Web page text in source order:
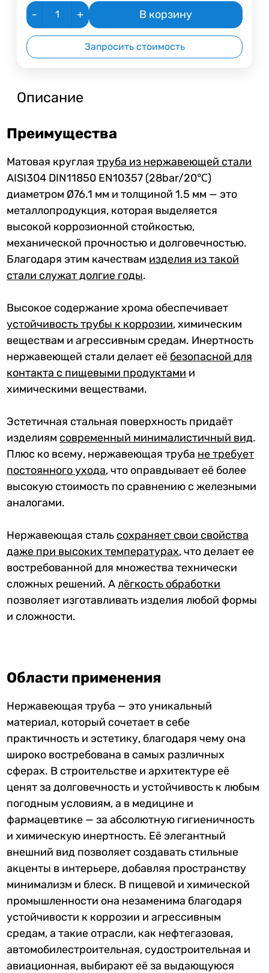
- + В корзину
Запросить стоимость
Описание
Преимущества
Матовая круглаятруба из нержавеющей стали
AISI304 DIN11850 EN10357 (28bar/20℃)
диаметром Ø76.1 мм и толщиной 1.5 мм — это
металлопродукция, которая выделяется
высокой коррозионной стойкостью,
механической прочностью и долговечностью.
Благодаря этим качествам изделия из такой
стали служат долгие годы.
Высокое содержание хрома обеспечивает
устойчивость трубы к коррозии, химическим
веществам и агрессивным средам. Инертность
нержавеющей стали делает её безопасной для
контакта с пищевыми продуктами и
химическими веществами.
Эстетичная стальная поверхность придаёт
изделиям современный минималистичный вид.
Плюс ко всему, нержавеющая труба не требует
постоянного ухода, что оправдывает её более
высокую стоимость по сравнению с железными
аналогами.
Нержавеющая сталь сохраняет свои свойства
даже при высоких температурах, что делает ее
востребованной для множества технически
сложных решений. Алёгкость обработки
позволяет изготавливать изделия любой формы
и сложности.
Области применения
Нержавеющая труба — это уникальный
материал, который сочетает в себе
практичность и эстетику, благодаря чему она
широко востребована в самых различных
сферах. В строительстве и архитектуре её
ценят за долговечность и устойчивость к любым
погодным условиям, а в медицине и
фармацевтике — за абсолютную гигиеничность
и химическую инертность. Её элегантный
внешний вид позволяет создавать стильные
акценты в интерьере, добавляя пространству
минимализм и блеск. В пищевой и химической
промышленности она незаменима благодаря
устойчивости к коррозии и агрессивным
средам, а такие отрасли, как нефтегазовая,
автомобилестроительная, судостроительная и
авиационная, выбирают её за выдающуюся